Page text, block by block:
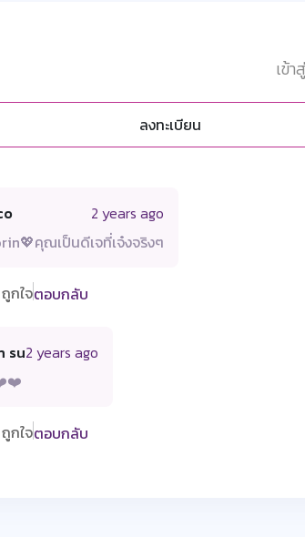
เข้
ลงทะเบียน
2 years ago
คุณเป็นดีเจที่เจ๋งจริงๆ
กใจตอบกลับ
su2 years ago
กใจตอบกลับ